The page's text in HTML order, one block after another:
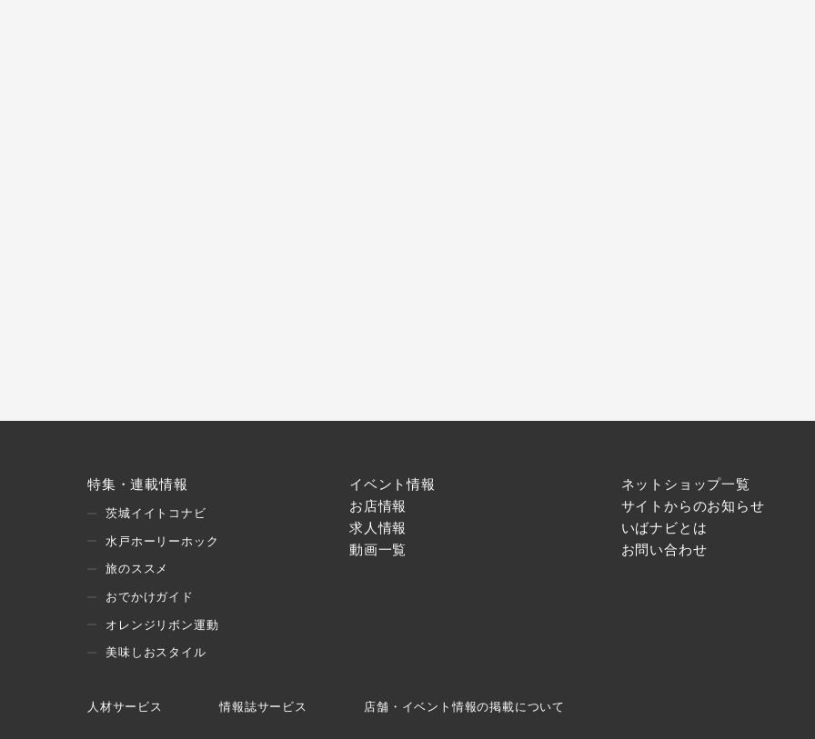
特集・連載情報
茨城イイトコナビ
水戸ホーリーホック
旅のススメ
おでかけガイド
オレンジリボン運動
美味しおスタイル
イベント情報
お店情報
求人情報
動画一覧
ネットショップ一覧
サイトからのお知らせ
いばナビとは
お問い合わせ
人材サービス 情報誌サービス 店舗・イベント情報の掲載について